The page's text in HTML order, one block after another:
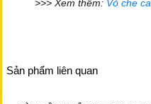
>>> Xem thêm: Vỏ che
Sản phẩm liên quan